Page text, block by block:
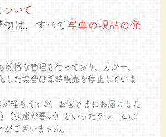
いて
は、すべて写真の現品の発
格な管理を行っており、万が一、
した場合は即時販売を停止していま
経ちますが、お客さまにお届けした
（状態が悪い）といったクレームは
ございません。